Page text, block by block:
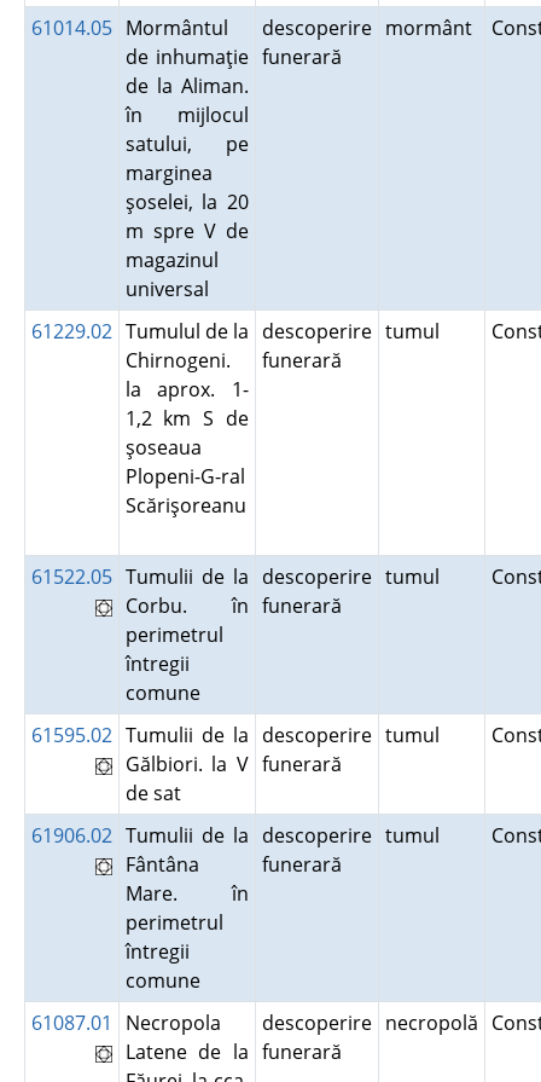
61014.05 Mormântul
de inhumaţie
de la Aliman.
în mijlocul
satului, pe
marginea
şoselei, la 20
m spre V de
magazinul
universal
descoperire
funerară
mormânt
61229.02 Tumulul de la
Chirnogeni.
la aprox. 1-
1,2 km S de
şoseaua
Plopeni-G-ral
Scărişoreanu
descoperire
funerară
tumul
61522.05 Tumulii de la
Corbu. în
perimetrul
întregii
comune
descoperire
funerară
tumul
61595.02 Tumulii de la
Gălbiori. la V
de sat
descoperire
funerară
tumul
61906.02 Tumulii de la
Fântâna
Mare. în
perimetrul
întregii
comune
descoperire
funerară
tumul
61087.01
Necropola
Latene de la
descoperire
funerară
necropolă